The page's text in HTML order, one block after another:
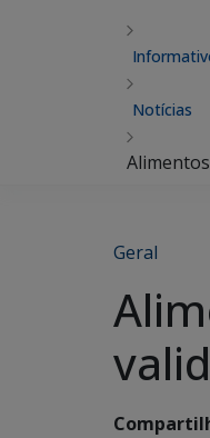
Notícias
Geral